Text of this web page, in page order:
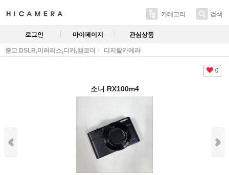
카테고리 검색
로그인 마이페이지 관심상품
중고 DSLR,미러리스,디카,캠코더 디지탈카메라
0
소니 RX100m4